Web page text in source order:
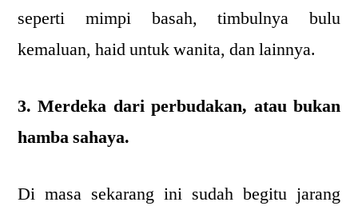
seperti mimpi basah, timbulnya bulu
kemaluan, haid untuk wanita, dan lainnya.
3. Merdeka dari perbudakan, atau bukan
hamba sahaya.
Di masa sekarang ini sudah begitu jarang